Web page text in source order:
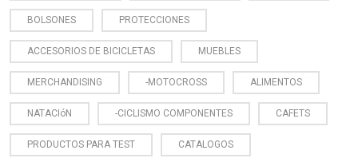
BOLSONES PROTECCIONES
ACCESORIOS DE BICICLETAS MUEBLES
MERCHANDISING -MOTOCROSS ALIMENTOS
NATACIóN -CICLISMO COMPONENTES CAFETS
PRODUCTOS PARA TEST CATALOGOS